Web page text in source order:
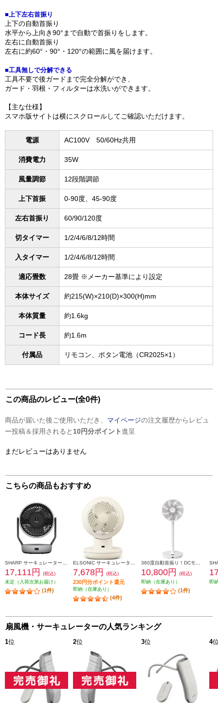
■上下左右首振り
上下の自動首振り
水平から上向き90°まで自動で首振りをします。
左右に自動首振り
左右に約60°・90°・120°の範囲に風を届けます。
■工具無しで分解できる
工具不要で後ガードまで完全分解ができ、
ガード・羽根・フィルターは水洗いができます。
【主な仕様】
スマホ版サイトは横にスクロールしてご確認いただけます。
電源 AC100V 50/60Hz共用
消費電力 35W
風量調節 12段階調節
上下首振 0-90度、45-90度
左右首振り 60/90/120度
切タイマー 1/2/4/6/8/12時間
入タイマー 1/2/4/6/8/12時間
適応畳数 28畳 ※メーカー基準により設定
本体サイズ 約215(W)×210(D)×300(H)mm
本体質量 約1.6kg
コード長 約1.6m
付属品 リモコン、ボタン電池（CR2025×1）
この商品のレビュー(全0件)
商品が届いた後ご使用いただき、 マイページの注文履歴からレビュ
ー投稿＆採用されると 10円分ポイント進呈
まだレビューはありません
こちらの商品もおすすめ
17,111円
(税込)
未定（入荷次第お届け）
(1件)
7,678円 (税込)
230円分ポイント還元
即納（在庫あり）
(4件)
10,800円
(税込)
即納（在庫あり）
(1件)
即
扇風機・サーキュレーターの人気ランキング
1位 2位 3位 4